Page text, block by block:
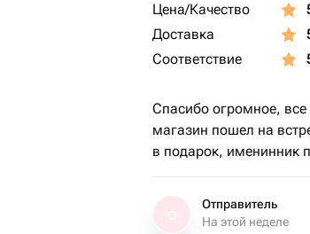
Цена/Качество
Доставка
Соответствие
Спасибо огромное, все
магазин пошел на
в подарок, именинник
Отправитель
На этой неделе